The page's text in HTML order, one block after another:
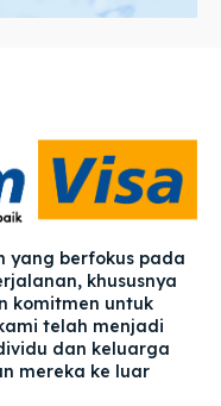
yang berfokus pada
khususnya
komitmen untuk
telah menjadi
dan keluarga
mereka ke luar